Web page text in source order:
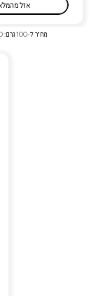
אזל
מחיר ל-100 גרם: 79.00 ₪